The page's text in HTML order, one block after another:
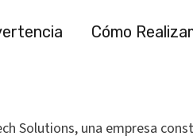
Cómo
Solutions, una empresa